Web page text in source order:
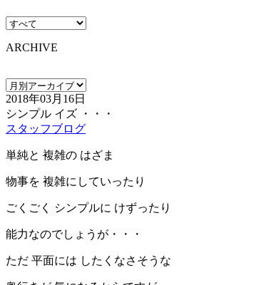
ARCHIVE
2018年03月16日
シンプル イズ ・・・
スタッフブログ
単純と 複雑の はざま
物事を 複雑にしていったり
ごくごく シンプルに けずったり
能力なのでしょうが・・・
ただ 平面には したくなさそうな